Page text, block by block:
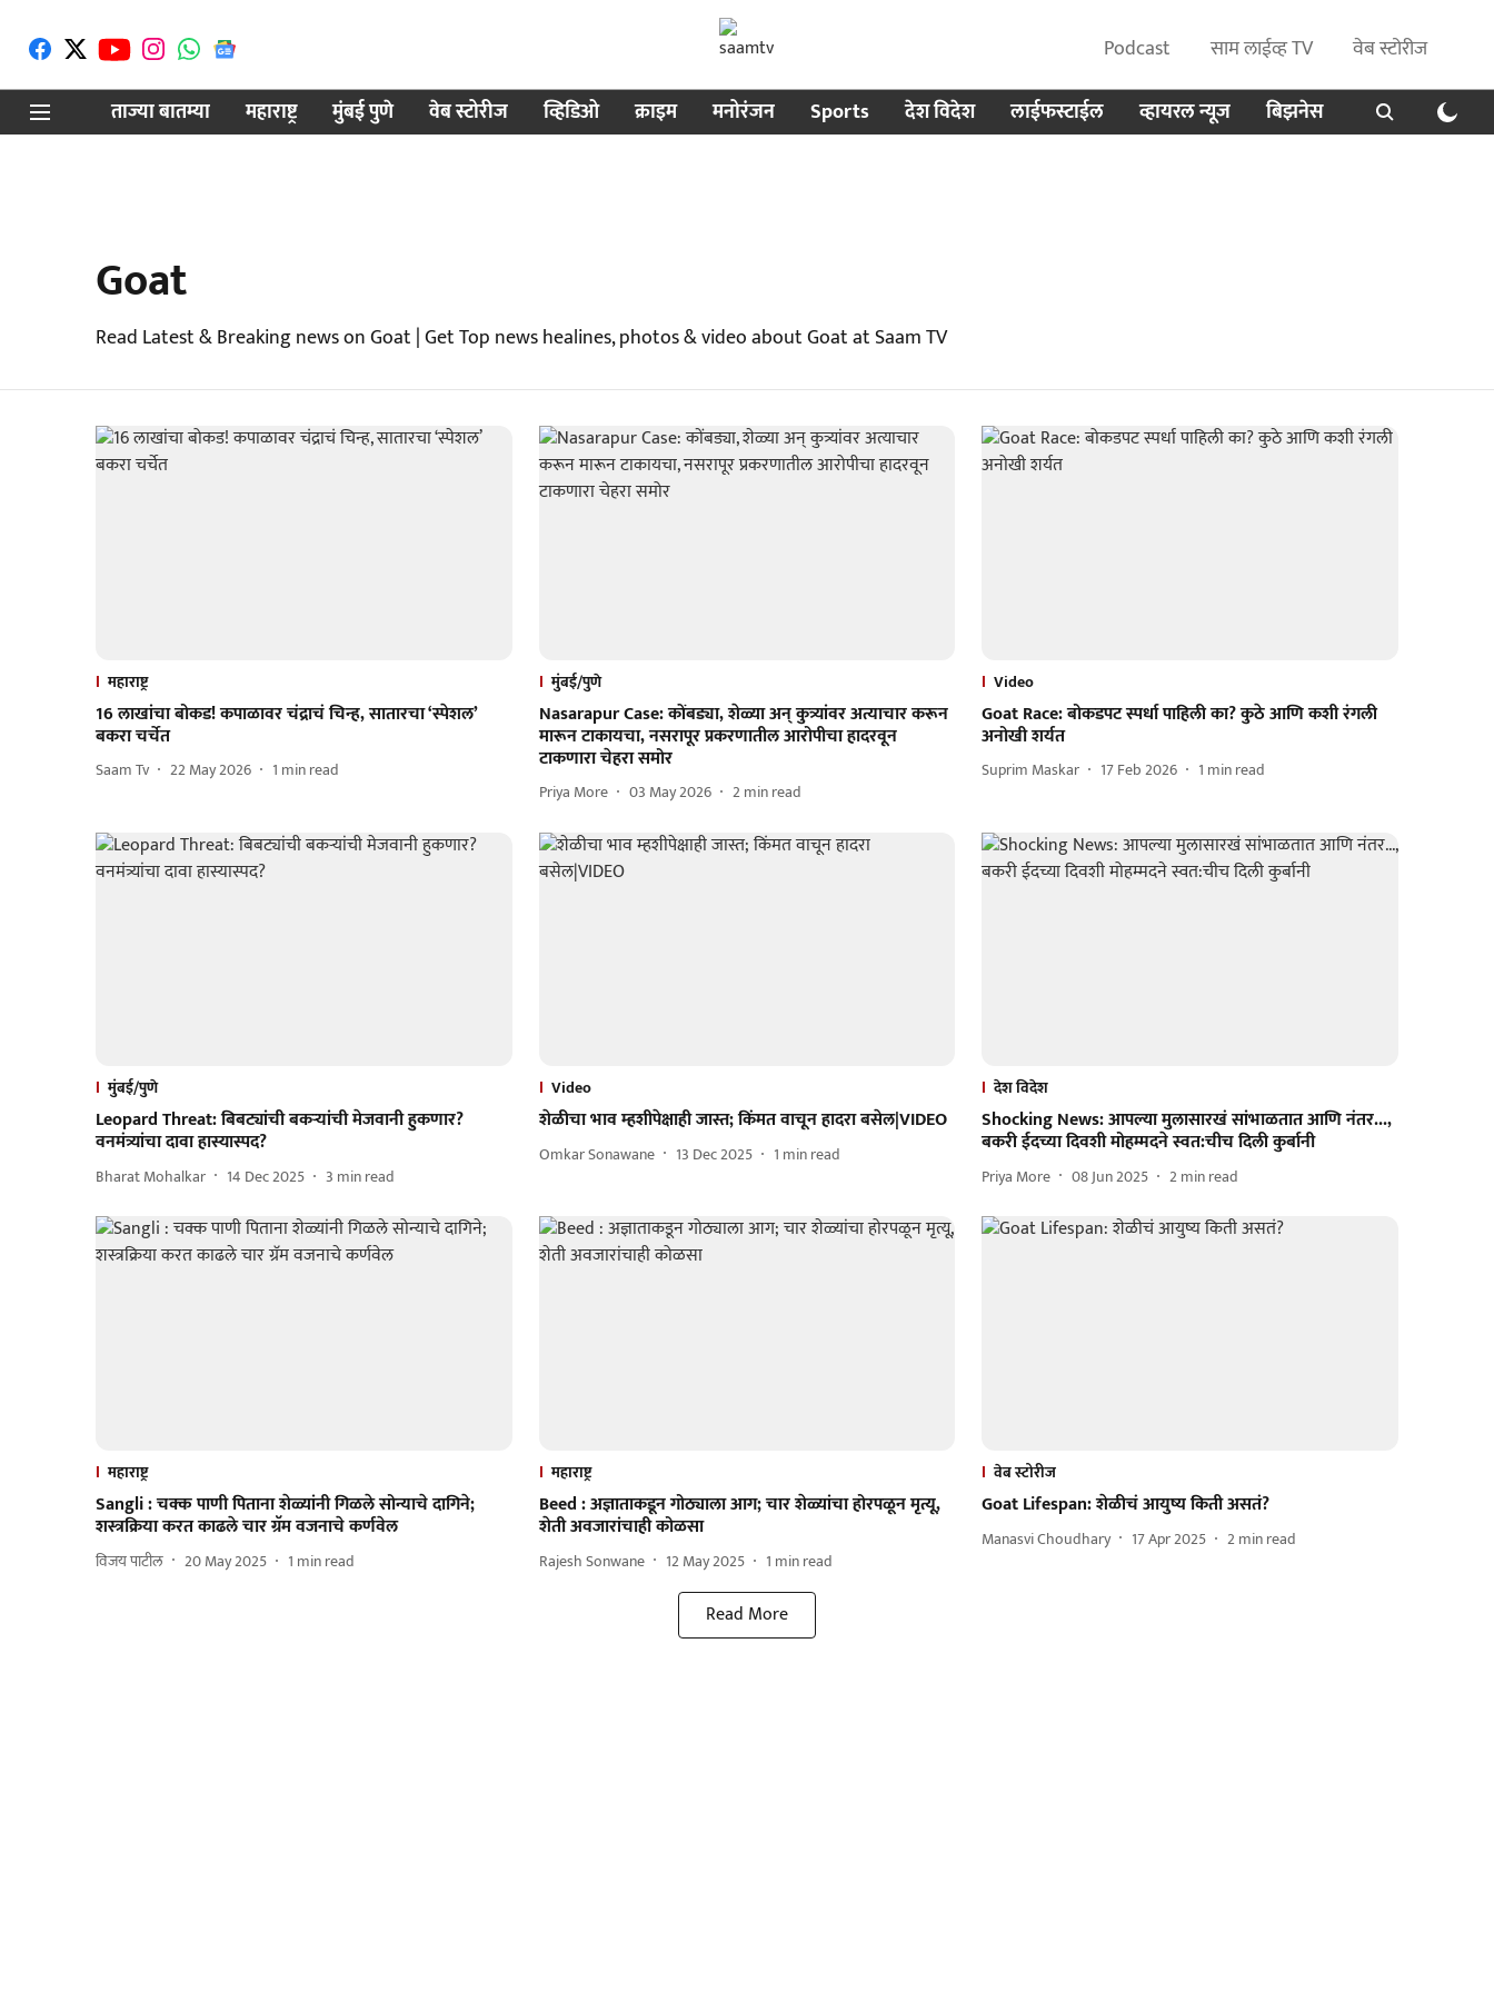
Podcast साम लाईव्ह TV
वेब स्टोरीज
ताज्या बातम्या
महाराष्ट्र मुंबई पुणे वेब स्टोरीज व्हिडिओ क्राइम मनोरंजन Sports देश विदेश लाईफस्टाईल व्हायरल न्यूज बिझनेस
Goat
Read Latest & Breaking news on Goat | Get Top news healines, photos & video about Goat at Saam TV
महाराष्ट्र
16 लाखांचा बोकड! कपाळावर चंद्राचं चिन्ह, सातारचा ‘स्पेशल’
बकरा चर्चेत
Saam Tv 22 May 2026 1 min read
मुंबई/पुणे
Nasarapur Case: कोंबड्या, शेळ्या अन् कुत्र्यांवर अत्याचार करून
मारून टाकायचा, नसरापूर प्रकरणातील आरोपीचा हादरवून
टाकणारा चेहरा समोर
Priya More 03 May 2026 2min read
Video
Goat Race: बोकडपट स्पर्धा पाहिली का? कुठे आणि कशी रंगली
अनोखी शर्यत
Suprim Maskar 17 Feb 2026 1 min read
मुंबई/पुणे
Leopard Threat: बिबट्यांची बकऱ्यांची मेजवानी हुकणार?
वनमंत्र्यांचा दावा हास्यास्पद?
Bharat Mohalkar 14 Dec 2025 3 min read
Video
शेळीचा भाव म्हशीपेक्षाही जास्त; किंमत वाचून हादरा बसेल|VIDEO
Omkar Sonawane 13 Dec 2025 1 min read
देश विदेश
Shocking News: आपल्या मुलासारखं सांभाळतात आणि नंतर...,
बकरी ईदच्या दिवशी मोहम्मदने स्वत:चीच दिली कुर्बानी
Priya More 08 Jun 2025 2min read
महाराष्ट्र
Sangli : चक्क पाणी पिताना शेळ्यांनी गिळले सोन्याचे दागिने;
शस्त्रक्रिया करत काढले चार ग्रॅम वजनाचे कर्णवेल
विजय पाटील 20 May 2025 1 min read
महाराष्ट्र
Beed : अज्ञाताकडून गोठ्याला आग; चार शेळ्यांचा होरपळून मृत्यू,
शेती अवजारांचाही कोळसा
Rajesh Sonwane 12 May 2025 1 min read
वेब स्टोरीज
Goat Lifespan: शेळीचं आयुष्य किती असतं?
Manasvi Choudhary 17 Apr 2025 2min read
Read More